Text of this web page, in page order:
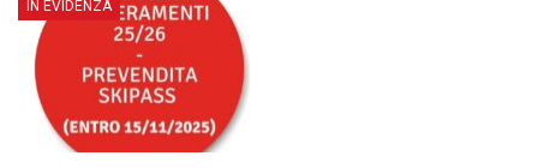
IN EVIDENZA